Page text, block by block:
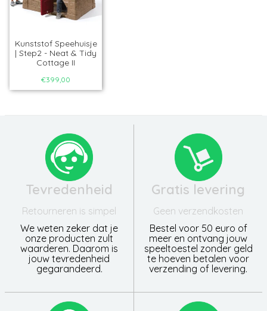
Kunststof Speehuisje
| Step2 - Neat & Tidy
Cottage II
€399,00
Tevredenheid
Retourneren is simpel
We weten zeker dat je
onze producten zult
waarderen. Daarom is
jouw tevredenheid
gegarandeerd.
Gratis levering
Geen verzendkosten
Bestel voor 50 euro of
meer en ontvang jouw
speeltoestel zonder geld
te hoeven betalen voor
verzending of levering.